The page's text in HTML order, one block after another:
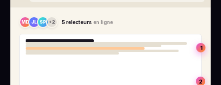
MD JL SP +2 5 relecteurs en ligne
1
2